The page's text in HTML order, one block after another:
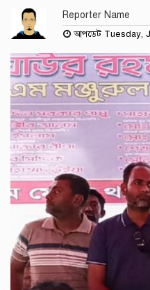
Reporter Name
আপডেট Tuesday,